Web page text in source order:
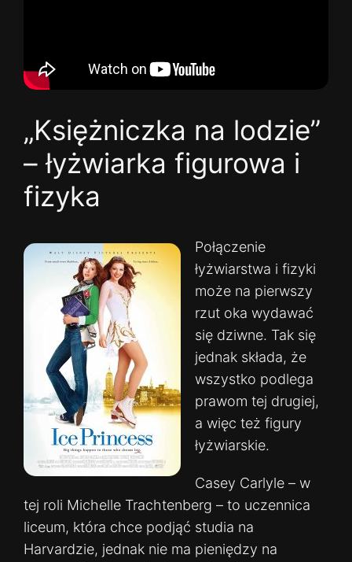
„Księżniczka na lodzie”
– łyżwiarka figurowa i
fizyka
Połączenie
łyżwiarstwa i fizyki
może na pierwszy
rzut oka wydawać
się dziwne. Tak się
jednak składa, że
wszystko podlega
prawom tej drugiej,
a więc też figury
łyżwiarskie.
Casey Carlyle – w
tej roli Michelle Trachtenberg – to uczennica
liceum, która chce podjąć studia na
Harvardzie, jednak nie ma pieniędzy na